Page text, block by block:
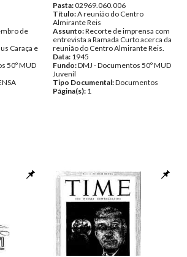
de
Caraça e
50º MUD
Pasta:02969.060.006
Título:A reunião do Centro
Almirante Reis
Assunto:Recorte de imprensa com
entrevista a Ramada Curto acerca da
reunião do Centro Almirante Reis.
Data: 1945
Fundo:DMJ - Documentos 50º MUD
Juvenil
Tipo Documental:Documentos
Página(s): 1